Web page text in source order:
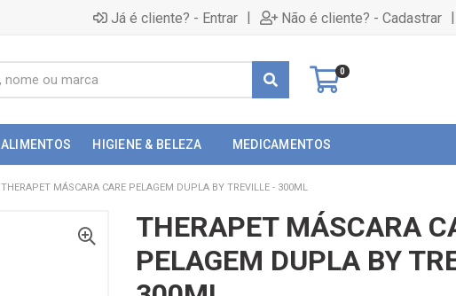
Já é cliente? - Entrar | Não é cliente? - Cadastrar |
0
ALIMENTOS HIGIENE & BELEZA MEDICAMENTOS
THERAPET MÁSCARA CARE PELAGEM DUPLA BY TREVILLE - 300ML
THERAPET MÁSCARA
PELAGEM DUPLA BY